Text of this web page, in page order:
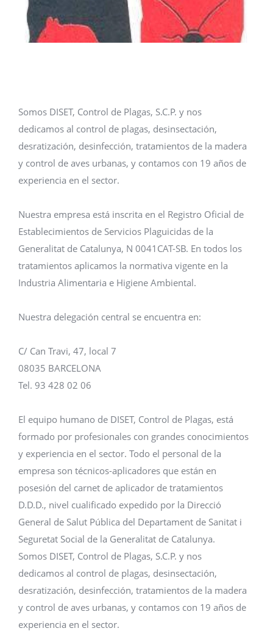
Somos DISET, Control de Plagas, S.C.P. y nos
dedicamos al control de plagas, desinsectación,
desratización, desinfección, tratamientos de la madera
y control de aves urbanas, y contamos con 19 años de
experiencia en el sector.
Nuestra empresa está inscrita en el Registro Oficial de
Establecimientos de Servicios Plaguicidas de la
Generalitat de Catalunya, N 0041CAT-SB. En todos los
tratamientos aplicamos la normativa vigente en la
Industria Alimentaria e Higiene Ambiental.
Nuestra delegación central se encuentra en:
C/ Can Travi, 47, local 7
08035 BARCELONA
Tel. 93 428 02 06
El equipo humano de DISET, Control de Plagas, está
formado por profesionales con grandes conocimientos
y experiencia en el sector. Todo el personal de la
empresa son técnicos-aplicadores que están en
posesión del carnet de aplicador de tratamientos
D.D.D., nivel cualificado expedido por la Direcció
General de Salut Pública del Departament de Sanitat i
Seguretat Social de la Generalitat de Catalunya.
Somos DISET, Control de Plagas, S.C.P. y nos
dedicamos al control de plagas, desinsectación,
desratización, desinfección, tratamientos de la madera
y control de aves urbanas, y contamos con 19 años de
experiencia en el sector.